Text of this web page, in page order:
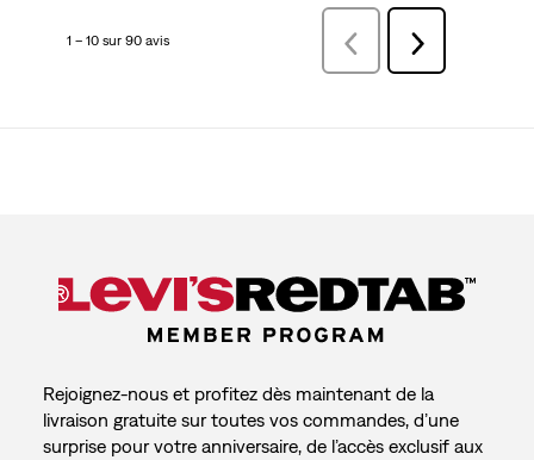
1 – 10 sur 90 avis PrécédentavisSuivant
avis
Rejoignez-nous et profitez dès maintenant de la
livraison gratuite sur toutes vos commandes, d’une
surprise pour votre anniversaire, de l’accès exclusif aux